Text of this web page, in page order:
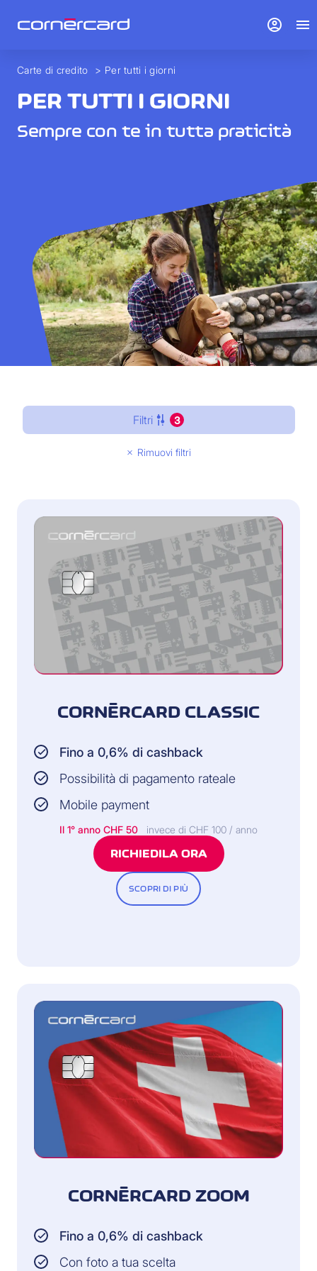
Carte di credito > Per tutti i giorni
PER TUTTI I GIORNI
Sempre con te in tutta praticità
Filtri 3
Rimuovi filtri
CORNÈRCARD CLASSIC
Fino a 0,6% di cashback
Possibilità di pagamento rateale
Mobile payment
Il 1° anno CHF 50 invece di CHF 100 / anno
RICHIEDILA ORA
SCOPRI DI PIÙ
CORNÈRCARD ZOOM
Fino a 0,6% di cashback
Con foto a tua scelta
account_circle menu